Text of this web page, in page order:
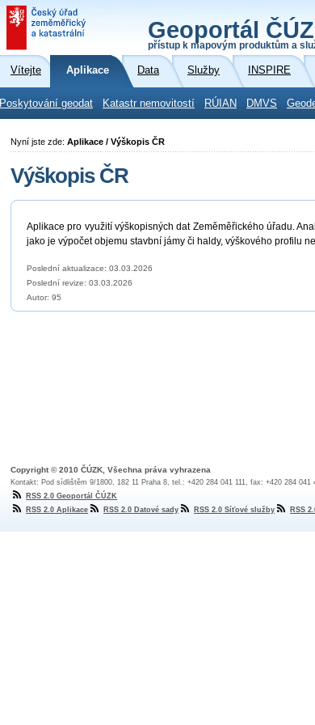
Geoportál
přístup k mapovým produktům a
Vítejte Aplikace Data Služby INSPIRE
Poskytování geodat Katastr nemovitostí RÚIAN DMVS
Nyní jste zde: Aplikace / Výškopis ČR
Výškopis ČR
Aplikace pro využití výškopisných dat Zeměměřického úřadu.
jako je výpočet objemu stavbní jámy či haldy, výškového profilu
Poslední aktualizace: 03.03.2026
Poslední revize: 03.03.2026
Autor: 95
Copyright © 2010 ČÚZK, Všechna práva vyhrazena
Kontakt: Pod sídlištěm 9/1800, 182 11 Praha 8, tel.: +420 284 041 111, fax: +420 284 041
RSS 2.0 Geoportál ČÚZK
RSS 2.0 Aplikace
RSS 2.0 Datové sady RSS 2.0 Síťové služby RSS